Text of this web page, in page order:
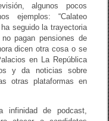
algunos pocos
ejemplos: “Calateo
seguido la trayectoria
pagan pensiones de
dicen otra cosa o se
en La República
y da noticias sobre
otras plataformas en
infinidad de podcast,